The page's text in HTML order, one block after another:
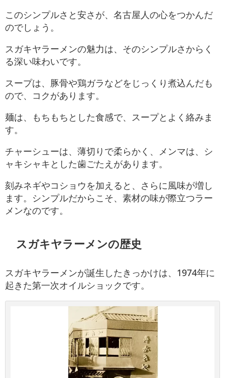
このシンプルさと安さが、名古屋人の心をつかんだ
のでしょう。
スガキヤラーメンの魅力は、そのシンプルさからく
る深い味わいです。
スープは、豚骨や鶏ガラなどをじっくり煮込んだも
ので、コクがあります。
麺は、もちもちとした食感で、スープとよく絡みま
す。
チャーシューは、薄切りで柔らかく、メンマは、シ
ャキシャキとした歯ごたえがあります。
刻みネギやコショウを加えると、さらに風味が増し
ます。シンプルだからこそ、素材の味が際立つラー
メンなのです。
スガキヤラーメンの歴史
スガキヤラーメンが誕生したきっかけは、1974年に
起きた第一次オイルショックです。